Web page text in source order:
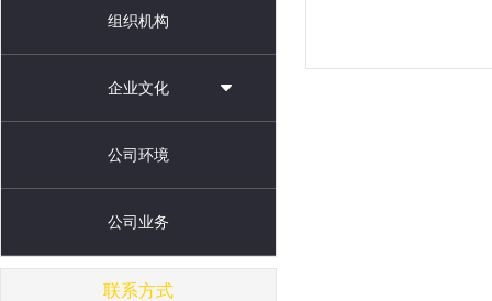
组织机构
企业文化
公司环境
公司业务
联系方式